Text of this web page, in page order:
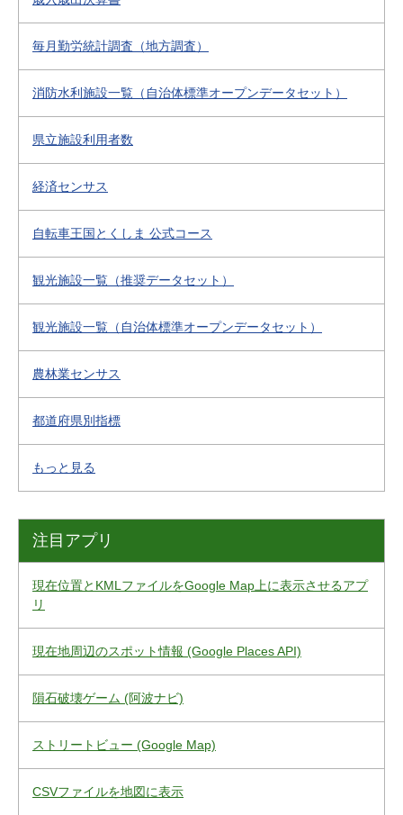
毎月勤労統計調査（地方調査）
消防水利施設一覧（自治体標準オープンデータセット）
県立施設利用者数
経済センサス
自転車王国とくしま 公式コース
観光施設一覧（推奨データセット）
観光施設一覧（自治体標準オープンデータセット）
農林業センサス
都道府県別指標
もっと見る
注目アプリ
現在位置とKMLファイルをGoogle Map上に表示させるアプ
リ
現在地周辺のスポット情報 (Google Places API)
隕石破壊ゲーム (阿波ナビ)
ストリートビュー (Google Map)
CSVファイルを地図に表示